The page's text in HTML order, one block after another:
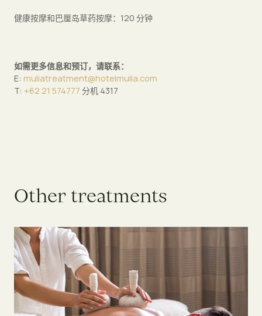
健康按摩和巴厘岛草药按摩：120 分钟
如需更多信息和预订，请联系：
E: muliatreatment@hotelmulia.com
T: +62 21 574777 分机 4317
Other treatments